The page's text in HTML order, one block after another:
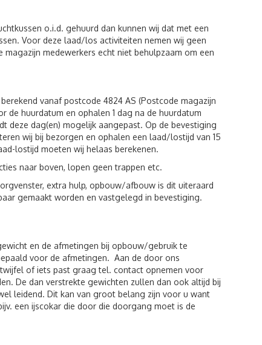
o.i.d. gehuurd dan kunnen wij dat met een
Voor deze laad/los activiteiten nemen wij geen
medewerkers echt niet behulpzaam om een
vanaf postcode 4824 AS (Postcode magazijn
de huurdatum en ophalen 1 dag na de huurdatum
deze dag(en) mogelijk aangepast. Op de bevestiging
wij bij bezorgen en ophalen een laad/lostijd van 15
lostijd moeten wij helaas berekenen.
naar boven, lopen geen trappen etc.
extra hulp, opbouw/afbouw is dit uiteraard
gemaakt worden en vastgelegd in bevestiging.
en de afmetingen bij opbouw/gebruik te
voor de afmetingen. Aan de door ons
of iets past graag tel. contact opnemen voor
De dan verstrekte gewichten zullen dan ook altijd bij
leidend. Dit kan van groot belang zijn voor u want
een ijscokar die door die doorgang moet is de